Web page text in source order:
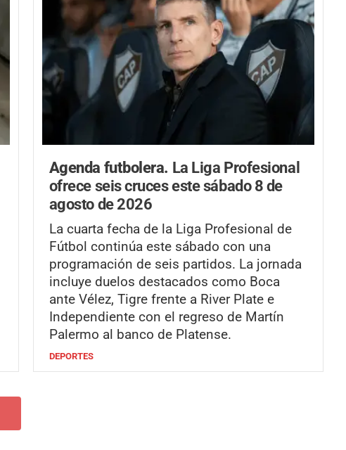
Agenda futbolera. La Liga Profesional
ofrece seis cruces este sábado 8 de
agosto de 2026
La cuarta fecha de la Liga Profesional de
Fútbol continúa este sábado con una
programación de seis partidos. La jornada
incluye duelos destacados como Boca
ante Vélez, Tigre frente a River Plate e
Independiente con el regreso de Martín
Palermo al banco de Platense.
DEPORTES